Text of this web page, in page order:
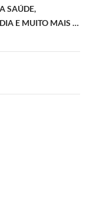
SAÚDE,
E MUITO MAIS …